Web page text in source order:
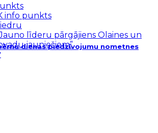
dienas piedzīvojumu nometnes
info punkts
līderu pārgājiens Olaines un
jauniešiem”